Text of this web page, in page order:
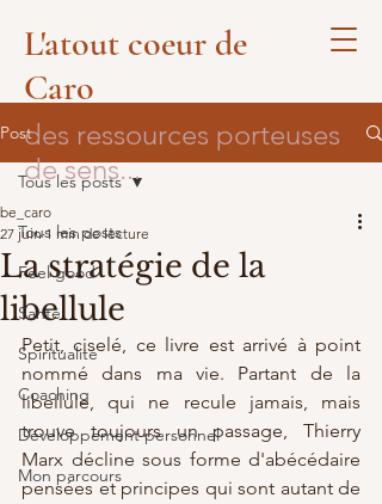
L'atout coeur de
Caro
des ressources porteuses
de sens...
Post
Tous les posts
Feel good
Santé
Spiritualité
Coaching
Développement personnel
Mon parcours
Tous les posts
La stratégie de la
libellule
be_caro
27 juin 1 min de lecture
Petit, ciselé, ce livre est arrivé à point
nommé dans ma vie. Partant de la
libellule, qui ne recule jamais, mais
trouve toujours un passage, Thierry
Marx décline sous forme d'abécédaire
pensées et principes qui sont autant de